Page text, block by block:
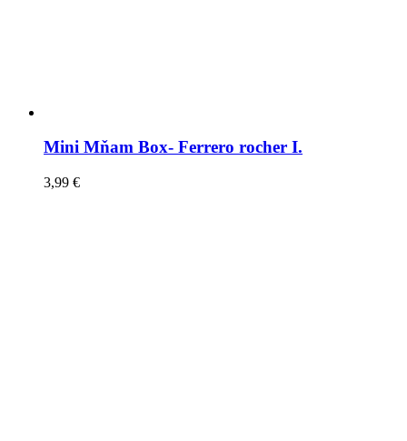
Mini Mňam Box- Ferrero rocher I.
3,99 €